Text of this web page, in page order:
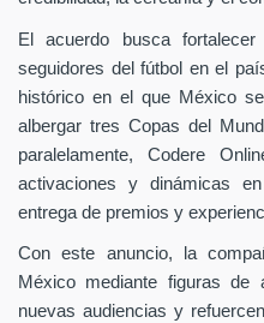
El acuerdo busca
seguidores del fútbol en el
histórico en el que México
albergar tres Copas del
paralelamente, Codere
activaciones y dinámicas
entrega de premios y
Con este anuncio, la
México mediante figuras de
nuevas audiencias y